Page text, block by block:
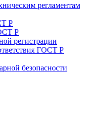
регламентам
Р
Р
регистрации
ГОСТ Р
безопасности